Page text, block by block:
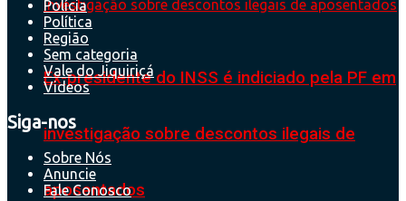
Ex-presidente do INSS é indiciado pela PF em
investigação sobre descontos ilegais de
aposentados
Polícia
Política
Região
Sem categoria
Vale do Jiquiriçá
Videos
Siga-nos
Sobre Nós
Anuncie
Fale Conosco